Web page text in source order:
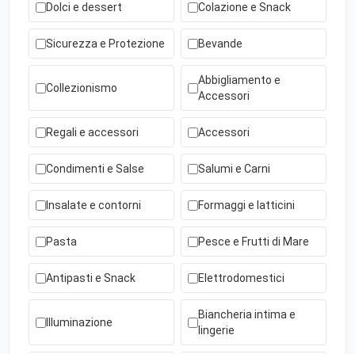
Dolci e dessert Colazione e Snack
Sicurezza e Protezione Bevande
Collezionismo
Abbigliamento e
Accessori
Regali e accessori Accessori
Condimenti e Salse Salumi e Carni
Insalate e contorni Formaggi e latticini
Pasta Pesce e Frutti di Mare
Antipasti e Snack Elettrodomestici
Illuminazione
Biancheria intima e
lingerie